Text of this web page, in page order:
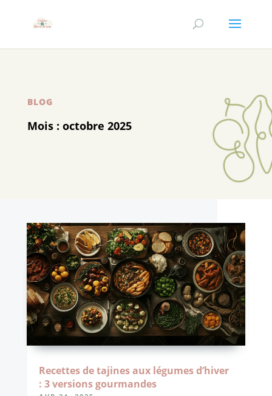
BLOG
Mois : octobre 2025
Recettes de tajines aux légumes d’hiver
: 3 versions gourmandes